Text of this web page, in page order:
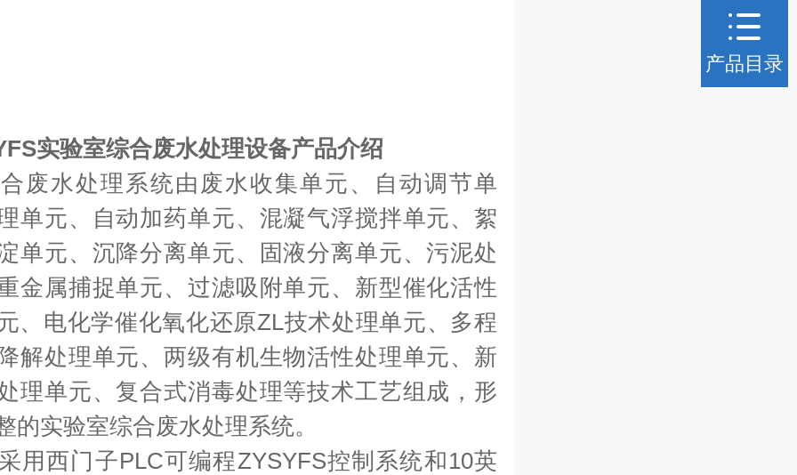
实验室综合废水处理设备产品介绍
废水处理系统由废水收集单元、自动调节单
单元、自动加药单元、混凝气浮搅拌单元、絮
单元、沉降分离单元、固液分离单元、污泥处
金属捕捉单元、过滤吸附单元、新型催化活性
、电化学催化氧化还原ZL技术处理单元、多程
解处理单元、两级有机生物活性处理单元、新
理单元、复合式消毒处理等技术工艺组成，形
的实验室综合废水处理系统。
用西门子PLC可编程ZYSYFS控制系统和10英
产品目录